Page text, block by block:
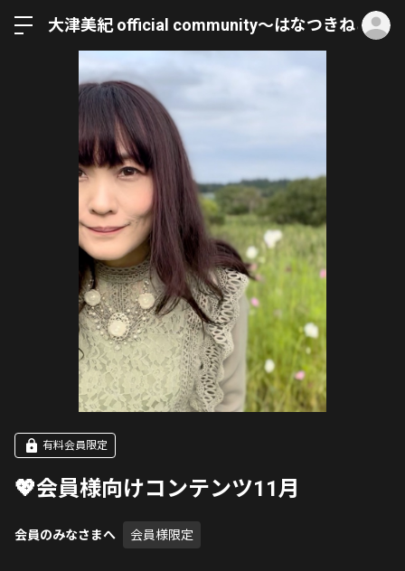
大津美紀 official community〜はなつきねこ〜
有料会員限定
💖会員様向けコンテンツ11月
会員のみなさまへ 会員様限定